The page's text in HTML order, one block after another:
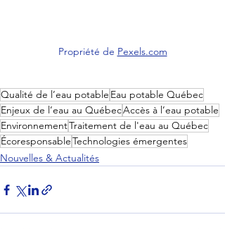
Propriété de Pexels.com
Qualité de l’eau potable Eau potable Québec
Enjeux de l’eau au QuébecAccès à l’eau potable
EnvironnementTraitement de l'eau au Québec
ÉcoresponsableTechnologies émergentes
Nouvelles & Actualités